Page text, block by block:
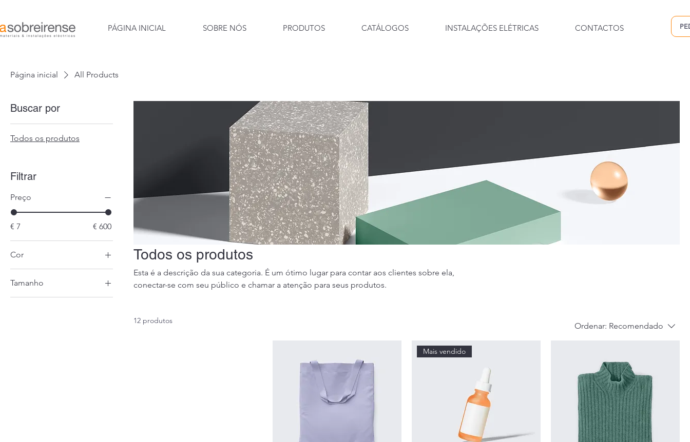
PÁGINA INICIAL SOBRE NÓS PRODUTOS CATÁLOGOS INSTALAÇÕES ELÉTRICAS CONTACTOS
Página inicial All Products
Buscar por
Todos os produtos
Filtrar
Preço
€ 7 € 600
Cor
Tamanho
Todos os produtos
Esta é a descrição da sua categoria. É um ótimo lugar para contar aos clientes sobre ela,
conectar-se com seu público e chamar a atenção para seus produtos.
12 produtos
Ordenar: Recomendado
Mais vendido